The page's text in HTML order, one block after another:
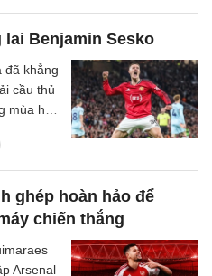
Benjamin Sesko
đã khẳng
cầu thủ
hè
ghép hoàn hảo để
chiến thắng
Arsenal